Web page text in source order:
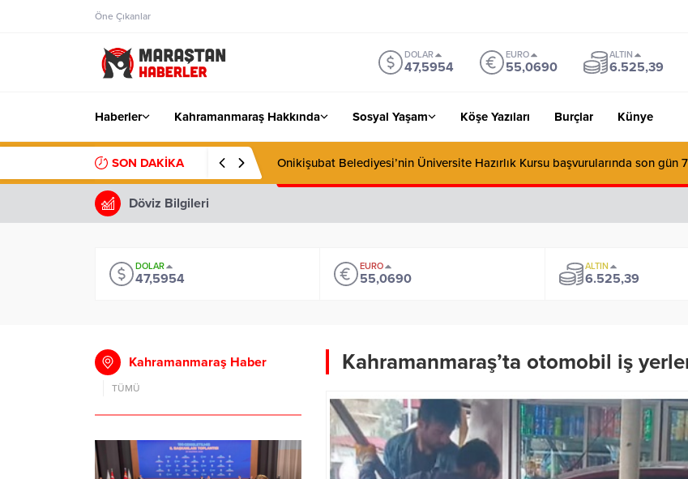
Öne Çıkanlar
DOLAR
47,5954
EURO
55,0690
ALTIN
6.525,39
Haberler Kahramanmaraş Hakkında Sosyal Yaşam Köşe Yazıları Burçlar Künye
SON DAKİKA Onikişubat Belediyesi’nin Üniversite Hazırlık Kursu başvurularında son gün
Döviz Bilgileri
DOLAR
47,5954
EURO
55,0690
ALTIN
6.525,39
Kahramanmaraş’ta otomobil iş
Kahramanmaraş Haber
TÜMÜ